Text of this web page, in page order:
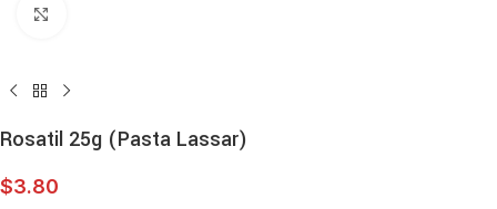
Rosatil 25g (Pasta Lassar)
$3.80